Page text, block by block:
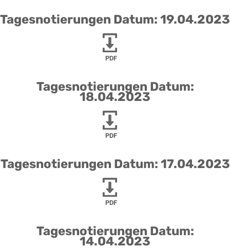
Tagesnotierungen Datum: 19.04.2023
PDF
Tagesnotierungen Datum:
18.04.2023
PDF
Tagesnotierungen Datum: 17.04.2023
PDF
Tagesnotierungen Datum:
14.04.2023